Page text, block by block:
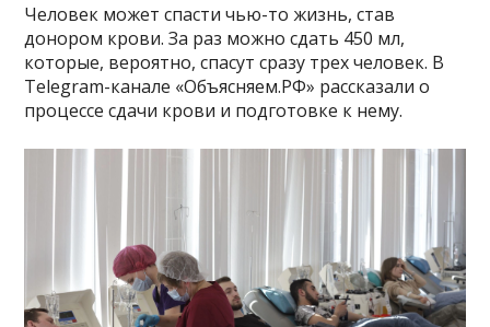
Человек может спасти чью-то жизнь, став
донором крови. За раз можно сдать 450 мл,
которые, вероятно, спасут сразу трех человек. В
Telegram-канале «Объясняем.РФ» рассказали о
процессе сдачи крови и подготовке к нему.